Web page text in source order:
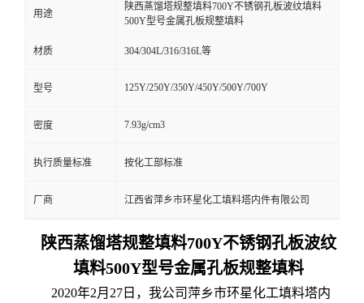
用途
陕西蒸馏塔规整填料700Y不锈钢孔板波纹填料
500Y型号金属孔板规整填料
材质 304/304L/316/316L等
型号 125Y/250Y/350Y/450Y/500Y/700Y
密度 7.93g/cm3
执行质量标准 按化工部标准
厂商 江西省萍乡市环星化工填料塔内件有限公司
陕西蒸馏塔规整填料700Y不锈钢孔板波纹
填料500Y型号金属孔板规整填料
2020年2月27日，我公司萍乡市环星化工填料塔内